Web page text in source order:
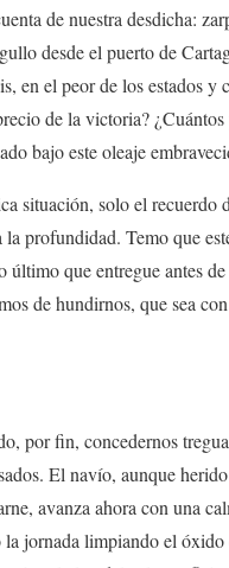
de nuestra desdicha:
desde el puerto de
en el peor de los estados y
de la victoria?
bajo este oleaje
situación, solo el recuerdo
profundidad. Temo que
último que entregue antes
de hundirnos, que sea
por fin, concedernos
El navío, aunque
avanza ahora con una
la jornada limpiando el óxido